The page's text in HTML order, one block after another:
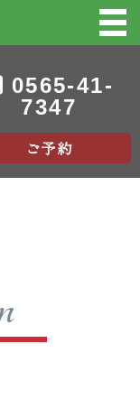
0565-41-
7347
ご予約